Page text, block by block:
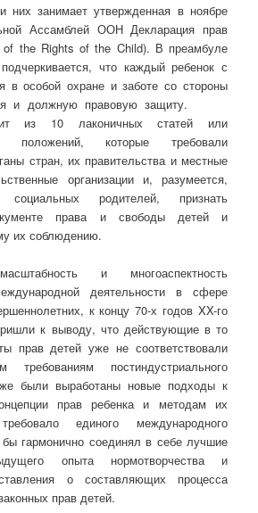
них занимает утвержденная в ноябре
Ассамблей ООН Декларация прав
of the Rights of the Child). В преамбуле
что каждый ребенок с
в особой охране и заботе со стороны
и должную правовую защиту.
из 10 лаконичных статей или
положений, которые требовали
стран, их правительства и местные
организации и, разумеется,
родителей, признать
права и свободы детей и
их соблюдению.
и многоаспектность
деятельности в сфере
к концу 70-х годов XX-го
к выводу, что действующие в то
прав детей уже не соответствовали
требованиям постиндустриального
были выработаны новые подходы к
прав ребенка и методам их
единого международного
гармонично соединял в себе лучшие
опыта нормотворчества и
о составляющих процесса
прав детей.